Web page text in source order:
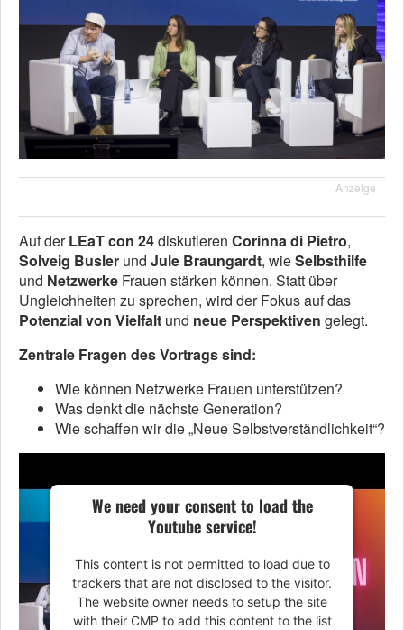
Anzeige
Auf derLEaT con 24diskutieren Corinna di Pietro,
Solveig Busler und Jule Braungardt, wieSelbsthilfe
und Netzwerke Frauen stärken können. Statt über
Ungleichheiten zu sprechen, wird der Fokus auf das
Potenzial von Vielfalt und neue Perspektiven gelegt.
Zentrale Fragen des Vortrags sind:
Wie können Netzwerke Frauen unterstützen?
Was denkt die nächste Generation?
Wie schaffen wir die „Neue Selbstverständlichkeit“?
We need your consent to load the
Youtube service!
This content is not permitted to load due to
trackers that are not disclosed to the visitor.
The website owner needs to setup the site
with their CMP to add this content to the list